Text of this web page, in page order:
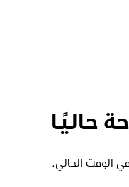
حاليًا
الوقت الحالي.